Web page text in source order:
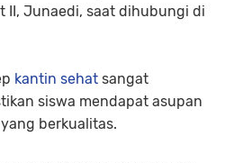
II, Junaedi, saat dihubungi di
kantin sehat sangat
siswa mendapat asupan
berkualitas.